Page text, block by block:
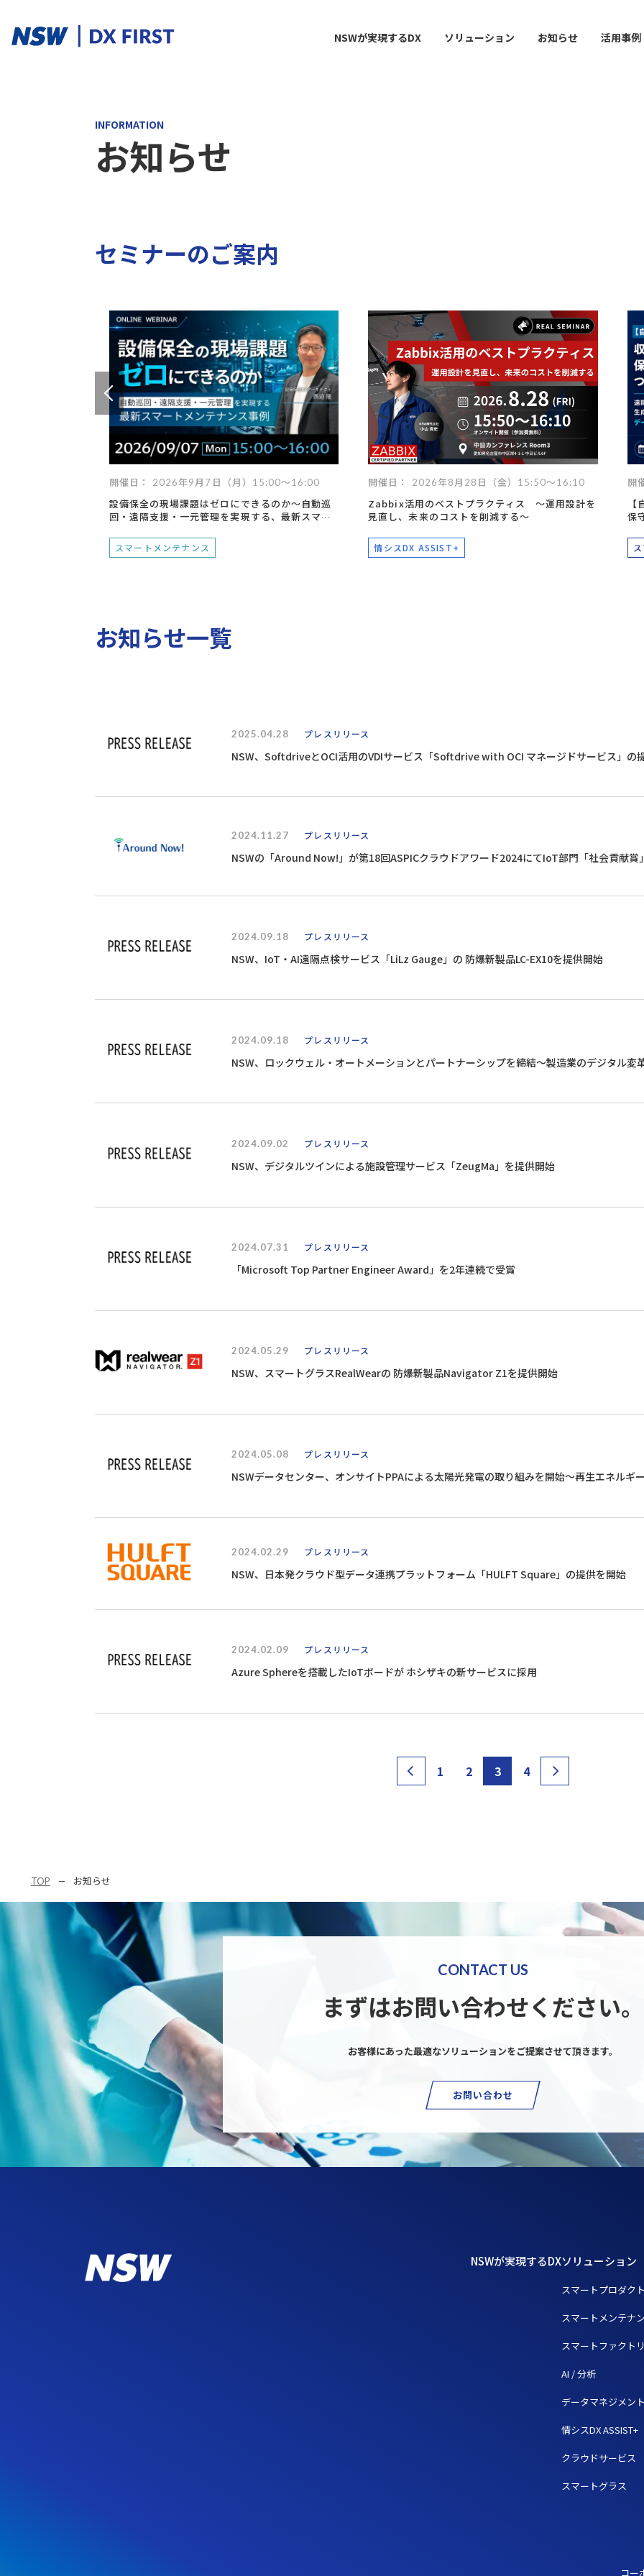
NSWが実現するDX ソリューション
ソリューションカテゴリ
スマートプロダクトスマートメンテナンス
課題からさがす
設備点検・監視現場支援異常検知デジタル化データ活用 自動化社内インフラシステム運用デバイス管理
技術からさがす
デジタルツインロボット最適化 IoTAIRPAスマートグラスデータマネジメントクラウドセキュリティネットワークデータセンター ビッ
お知らせ 活用事例
INFORMATION
お知らせ
セミナーのご案内
開催日： 2026年9月7日（月）15:00～16:00
設備保全の現場課題はゼロにできるのか～自動巡
回・遠隔支援・一元管理を実現する、最新スマー
スマートメンテナンス
開催日： 2026年8月28日（金）15:50～16:10
Zabbix活用のベストプラクティス ～運用設計を
見直し、未来のコストを削減する～
情シスDX ASSIST+
開
保
お知らせ一覧
2025.04.28 プレスリリース
NSW、SoftdriveとOCI活用のVDIサービス「Softdrive with OCI マネージドサービス」の
2024.11.27 プレスリリース
NSWの「Around Now!」が第18回ASPICクラウドアワード2024にてIoT部門「社会貢献賞
2024.09.18 プレスリリース
NSW、IoT・AI遠隔点検サービス「LiLz Gauge」の 防爆新製品LC-EX10を提供開始
2024.09.18 プレスリリース
NSW、ロックウェル・オートメーションとパートナーシップを締結～製造業のデジタル変
2024.09.02 プレスリリース
NSW、デジタルツインによる施設管理サービス「ZeugMa」を提供開始
2024.07.31 プレスリリース
「Microsoft Top Partner Engineer Award」を2年連続で受賞
2024.05.29 プレスリリース
NSW、スマートグラスRealWearの 防爆新製品Navigator Z1を提供開始
2024.05.08 プレスリリース
NSWデータセンター、オンサイトPPAによる太陽光発電の取り組みを開始～再生エネルギ
2024.02.29 プレスリリース
NSW、日本発クラウド型データ連携プラットフォーム「HULFT Square」の提供を開始
2024.02.09 プレスリリース
Azure Sphereを搭載したIoTボードが ホシザキの新サービスに採用
1 2 3 4
TOP お知らせ
CONTACT US
まずはお問い合わせください。
お客様にあった最適なソリューションをご提案させて頂きます。
お問い合わせ
NSWが実現するDXソリューション
スマートプロダクト
スマートメンテナ
スマートファクト
AI / 分析
データマネジメント
情シスDX ASSIST+
クラウドサービス
スマートグラス
コー